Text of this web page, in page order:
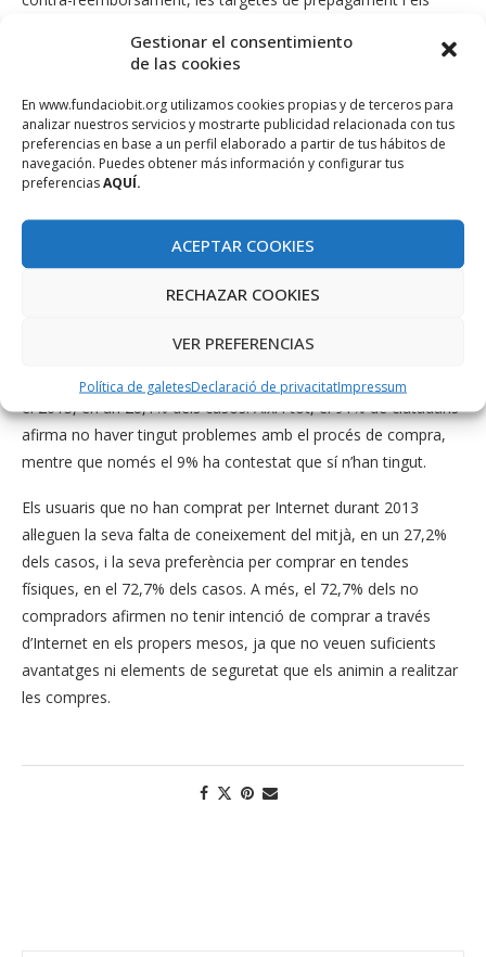
Gestionar el consentimiento
de las cookies
En www.fundaciobit.org utilizamos cookies propias y de terceros para
analizar nuestros servicios y mostrarte publicidad relacionada con tus
preferencias en base a un perfil elaborado a partir de tus hábitos de
navegación. Puedes obtener más información y configurar tus
preferenciasAQUÍ.
ACEPTAR COOKIES
RECHAZAR COOKIES
VER PREFERENCIAS
Política de galetesDeclaració de privacitatImpressum
Quant als productes o serveis que més compren, els serveis
per a viatges es converteixen, una vegada més, en el més
adquirit pels ciutadans de les Illes Balears i també a la resta de
l’Estat, segons dades de l’INE (2014).
2013 va ser de 1.102€, enfront dels 848€ de mitjana nacional,
segons l’Estudi B2C 2013 (Edició 2014) de l’Observatori
Que el producte no els ha arribat és el problema més recurrent
que declaren tenir els usuaris amb les compres en línia durant
el 2013, en un 28,1% dels casos. Així i tot, el 91% de ciutadans
afirma no haver tingut problemes amb el procés de compra,
mentre que només el 9% ha contestat que sí n’han tingut.
Els usuaris que no han comprat per Internet durant 2013
al·leguen la seva falta de coneixement del mitjà, en un 27,2%
dels casos, i la seva preferència per comprar en tendes
físiques, en el 72,7% dels casos. A més, el 72,7% dels no
compradors afirmen no tenir intenció de comprar a través
d’Internet en els propers mesos, ja que no veuen suficients
avantatges ni elements de seguretat que els animin a realitzar
les compres.